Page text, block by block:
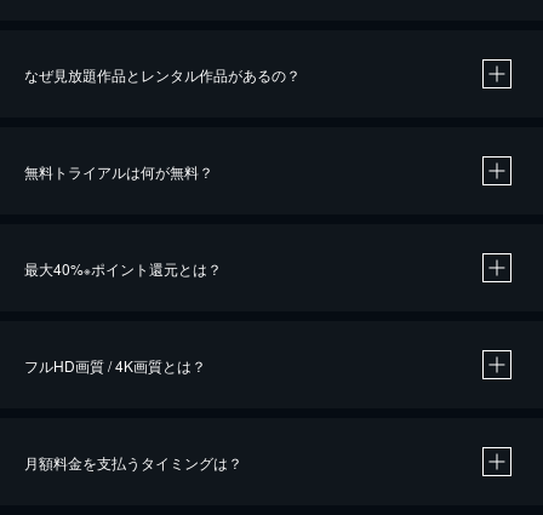
なぜ見放題作品とレンタル作品があるの？
無料トライアルは何が無料？
最大40%※ポイント還元とは？
※40％ポイント還元の対象は、クレジットカード決済による作品の購入 / レンタルです。
フルHD画質 / 4K画質とは？
月額料金を支払うタイミングは？